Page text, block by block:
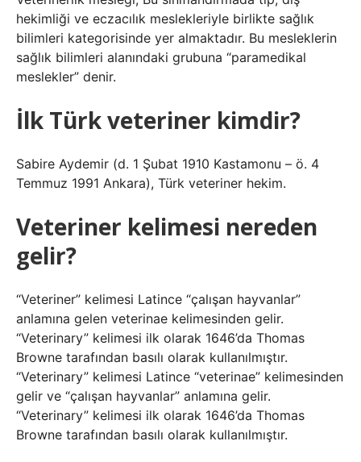
hekimliği ve eczacılık meslekleriyle birlikte sağlık
bilimleri kategorisinde yer almaktadır. Bu mesleklerin
sağlık bilimleri alanındaki grubuna “paramedikal
meslekler” denir.
İlk Türk veteriner kimdir?
Sabire Aydemir (d. 1 Şubat 1910 Kastamonu – ö. 4
Temmuz 1991 Ankara), Türk veteriner hekim.
Veteriner kelimesi nereden
gelir?
“Veteriner” kelimesi Latince “çalışan hayvanlar”
anlamına gelen veterinae kelimesinden gelir.
“Veterinary” kelimesi ilk olarak 1646’da Thomas
Browne tarafından basılı olarak kullanılmıştır.
“Veterinary” kelimesi Latince “veterinae” kelimesinden
gelir ve “çalışan hayvanlar” anlamına gelir.
“Veterinary” kelimesi ilk olarak 1646’da Thomas
Browne tarafından basılı olarak kullanılmıştır.